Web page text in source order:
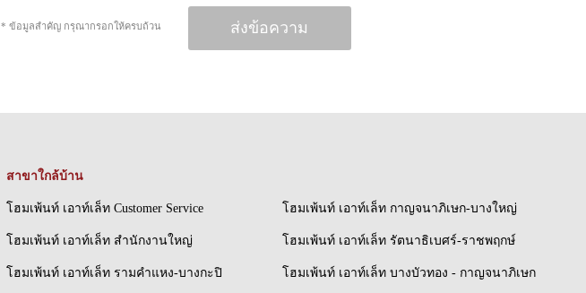
* ข้อมูลสำคัญ กรุณากรอกให้ครบถ้วน
สาขาใกล้บ้าน
โฮมเพ้นท์ เอาท์เล็ท Customer Service
โฮมเพ้นท์ เอาท์เล็ท สำนักงานใหญ่
โฮมเพ้นท์ เอาท์เล็ท รามคำแหง-บางกะปิ
โฮมเพ้นท์ เอาท์เล็ท กาญจนาภิเษก-บางใหญ่
โฮมเพ้นท์ เอาท์เล็ท รัตนาธิเบศร์-ราชพฤกษ์
โฮมเพ้นท์ เอาท์เล็ท บางบัวทอง - กาญจนาภิเษก